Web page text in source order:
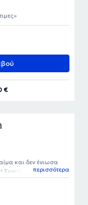
€
και δεν ένιωσα
Συνεπής και γρήγορη!
εμαιλ μου! Έμεινα
μου εκεί!
περισσότερα